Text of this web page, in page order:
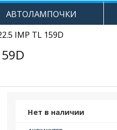
АВТОЛАМПОЧКИ
IMP TL 159D
Нет в наличии